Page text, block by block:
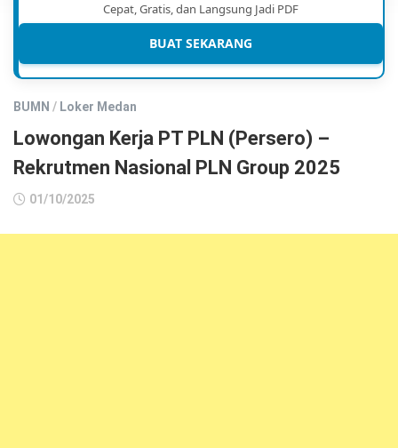
Cepat, Gratis, dan Langsung Jadi PDF
BUAT SEKARANG
BUMN / Loker Medan
Lowongan Kerja PT PLN (Persero) –
Rekrutmen Nasional PLN Group 2025
01/10/2025